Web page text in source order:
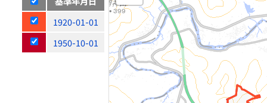
1920-01-01
1950-10-01